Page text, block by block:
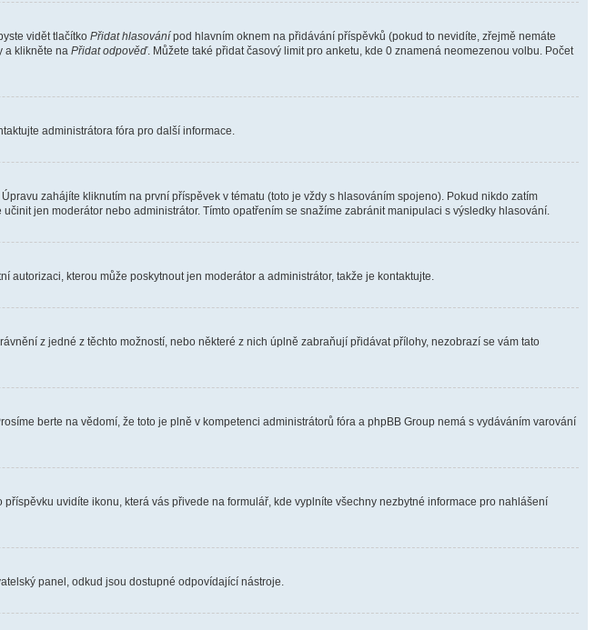
vidět tlačítko Přidat hlasování pod hlavním oknem na přidávání příspěvků (pokud to nevidíte, zřejmě nemáte
a klikněte na Přidat odpověď. Můžete také přidat časový limit pro anketu, kde 0 znamená neomezenou volbu. Počet
administrátora fóra pro další informace.
zahájíte kliknutím na první příspěvek v tématu (toto je vždy s hlasováním spojeno). Pokud nikdo zatím
jen moderátor nebo administrátor. Tímto opatřením se snažíme zabránit manipulaci s výsledky hlasování.
kterou může poskytnout jen moderátor a administrátor, takže je kontaktujte.
z jedné z těchto možností, nebo některé z nich úplně zabraňují přidávat přílohy, nezobrazí se vám tato
berte na vědomí, že toto je plně v kompetenci administrátorů fóra a phpBB Group nemá s vydáváním varování
uvidíte ikonu, která vás přivede na formulář, kde vyplníte všechny nezbytné informace pro nahlášení
panel, odkud jsou dostupné odpovídající nástroje.